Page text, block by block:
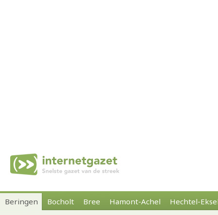
Beringen Bocholt Bree Hamont-Achel Hechtel-